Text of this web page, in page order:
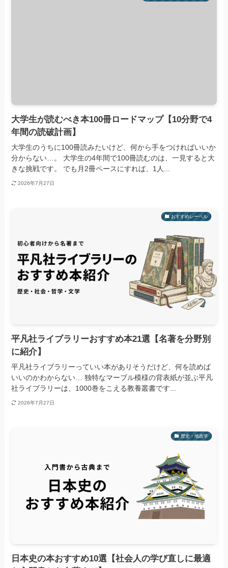
大学生が読むべき本100冊ロードマップ【10分野で4
年間の読破計画】
大学生のうちに100冊読みたいけど、何から手をつければいいか
分からない…。 大学生の4年間で100冊読むのは、一見すると大
きな挑戦です。 でも月2冊ペースにすれば、1人...
2026年7月27日
おすすめレーベル
平凡社ライブラリーおすすめ本21選【名著を分野別
に紹介】
平凡社ライブラリーっていい本がありそうだけど、何を読めば
いいのかわからない… 独特なマーブル模様の背表紙が並ぶ平凡
社ライブラリーは、1000巻をこえる教養叢書です...
2026年7月27日
歴史・地政学
日本史の本おすすめ10選【社会人の学び直しに最適